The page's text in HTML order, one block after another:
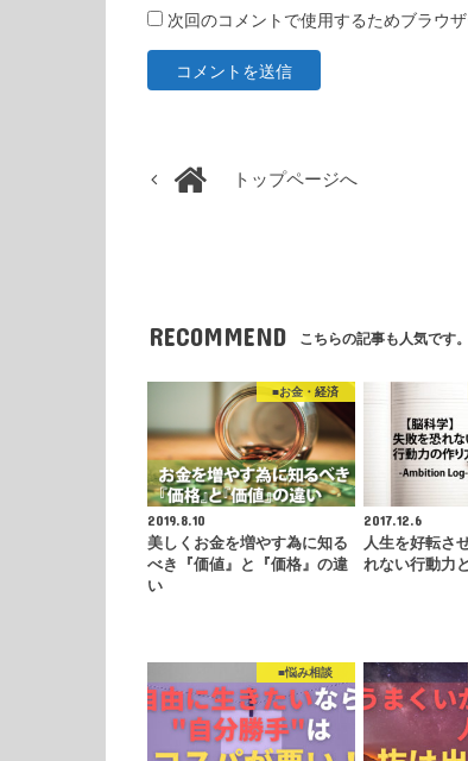
次回のコメントで使用するためブラウ
トップページへ
RECOMMEND こちらの記事も人気です。
■お金・経済
2019.8.10
美しくお金を増やす為に知る
べき『価値』と『価格』の違
い
2017.12.6
人生を好転さ
れない行動力
■悩み相談